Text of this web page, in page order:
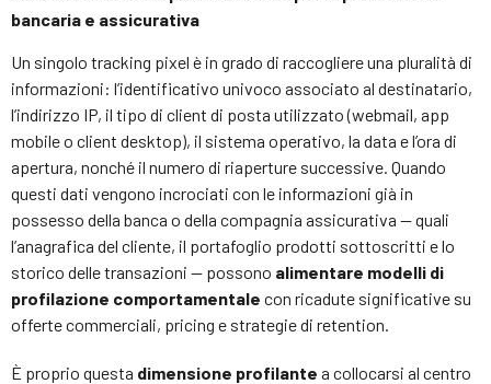
bancaria e assicurativa
Un singolo tracking pixel è in grado di raccogliere una pluralità di
informazioni: l’identificativo univoco associato al destinatario,
l’indirizzo IP, il tipo di client di posta utilizzato (webmail, app
mobile o client desktop), il sistema operativo, la data e l’ora di
apertura, nonché il numero di riaperture successive. Quando
questi dati vengono incrociati con le informazioni già in
possesso della banca o della compagnia assicurativa — quali
l’anagrafica del cliente, il portafoglio prodotti sottoscritti e lo
storico delle transazioni — possono alimentare modelli di
profilazione comportamentale con ricadute significative su
offerte commerciali, pricing e strategie di retention.
È proprio questa dimensione profilante a collocarsi al centro